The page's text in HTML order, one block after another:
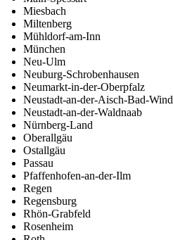
Miesbach
Miltenberg
Mühldorf-am-Inn
München
Neu-Ulm
Neuburg-Schrobenhausen
Neumarkt-in-der-Oberpfalz
Neustadt-an-der-Aisch-Bad-
Neustadt-an-der-Waldnaab
Nürnberg-Land
Oberallgäu
Ostallgäu
Passau
Pfaffenhofen-an-der-Ilm
Regen
Regensburg
Rhön-Grabfeld
Rosenheim